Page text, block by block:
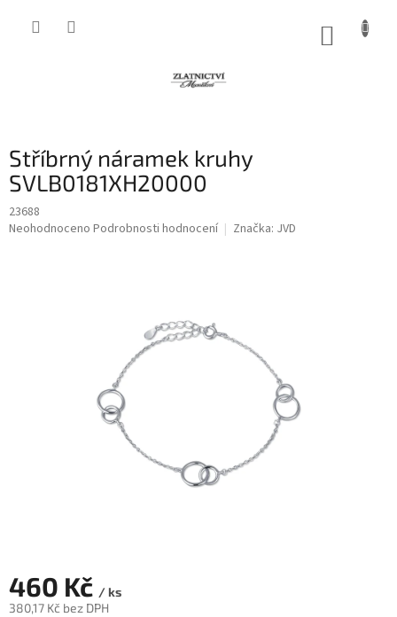
Stříbrný náramek kruhy
SVLB0181XH20000
23688
Průměrné
Neohodnoceno Podrobnosti hodnocení Značka: JVD
460 Kč / ks
380,17 Kč bez DPH